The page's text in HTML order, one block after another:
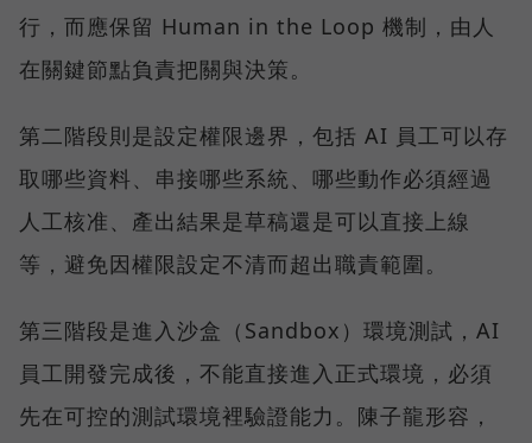
行，而應保留 Human in the Loop 機制，由人
在關鍵節點負責把關與決策。
第二階段則是設定權限邊界，包括 AI 員工可以存
取哪些資料、串接哪些系統、哪些動作必須經過
人工核准、產出結果是草稿還是可以直接上線
等，避免因權限設定不清而超出職責範圍。
第三階段是進入沙盒（Sandbox）環境測試，AI
員工開發完成後，不能直接進入正式環境，必須
先在可控的測試環境裡驗證能力。陳子龍形容，